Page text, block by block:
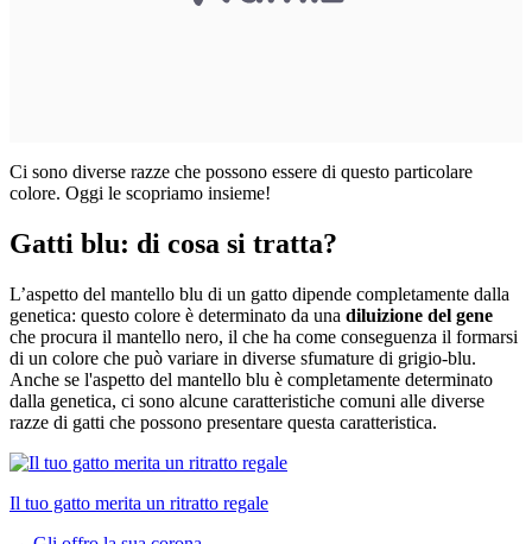
Ci sono diverse razze che possono essere di questo particolare
colore. Oggi le scopriamo insieme!
Gatti blu: di cosa si tratta?
L’aspetto del mantello blu di un gatto dipende completamente dalla
genetica: questo colore è determinato da una diluizione del gene
che procura il mantello nero, il che ha come conseguenza il formarsi
di un colore che può variare in diverse sfumature di grigio-blu.
Anche se l'aspetto del mantello blu è completamente determinato
dalla genetica, ci sono alcune caratteristiche comuni alle diverse
razze di gatti che possono presentare questa caratteristica.
Il tuo gatto merita un ritratto regale